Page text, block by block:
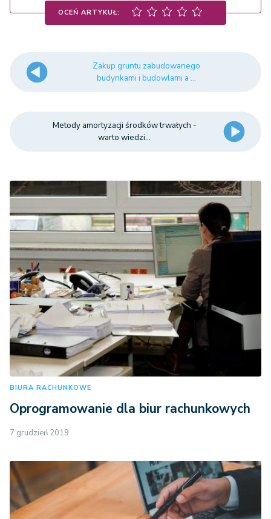
OCEŃ ARTYKUŁ:
Zakup gruntu zabudowanego
budynkami i budowlami a ...
Metody amortyzacji środków trwałych -
warto wiedzi...
BIURA RACHUNKOWE
Oprogramowanie dla biur rachunkowych
7 grudzień 2019